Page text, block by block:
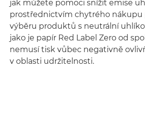
jak můžete pomoci snížit emise
prostřednictvím chytrého nákupu
výběru produktů s neutrální
jako je papír Red Label Zero od
nemusí tisk vůbec negativně
v oblasti udržitelnosti.